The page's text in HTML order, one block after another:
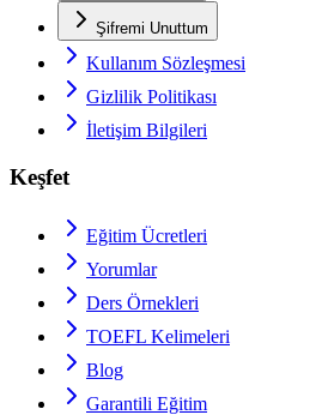
Şifremi Unuttum
Kullanım Sözleşmesi
Gizlilik Politikası
İletişim Bilgileri
Keşfet
Eğitim Ücretleri
Yorumlar
Ders Örnekleri
TOEFL Kelimeleri
Blog
Garantili Eğitim